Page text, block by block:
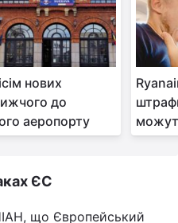
нових
до
аеропорту
ЄС
що Європейський